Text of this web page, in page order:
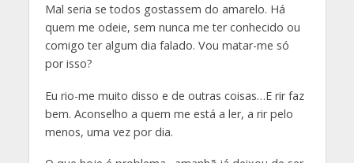
Mal seria se todos gostassem do amarelo. Há
quem me odeie, sem nunca me ter conhecido ou
comigo ter algum dia falado. Vou matar-me só
por isso?
Eu rio-me muito disso e de outras coisas…E rir faz
bem. Aconselho a quem me está a ler, a rir pelo
menos, uma vez por dia.